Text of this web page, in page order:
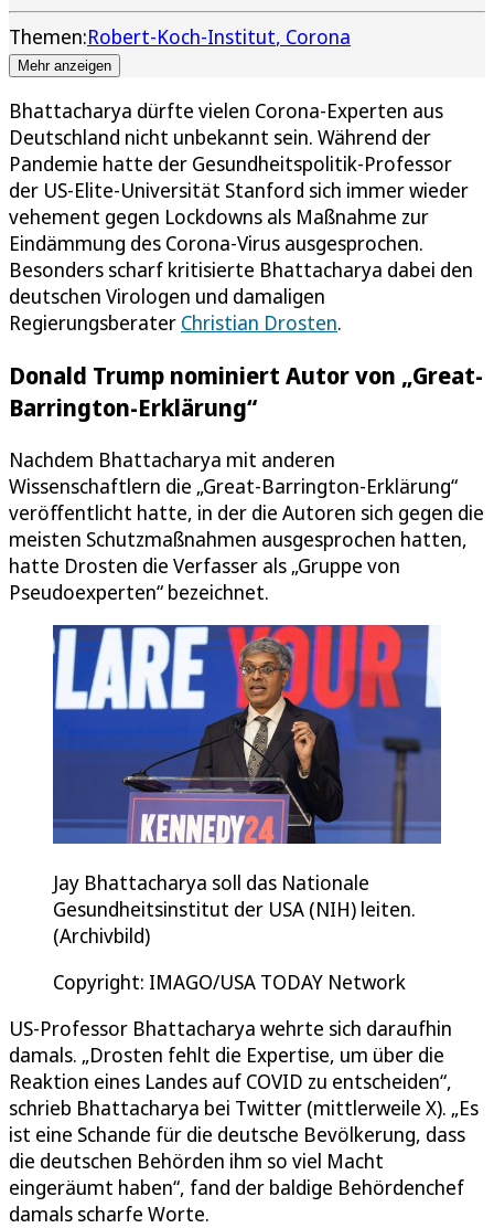
Themen:Robert-Koch-Institut Corona
Mehr anzeigen
Bhattacharya dürfte vielen Corona-Experten aus
Deutschland nicht unbekannt sein. Während der
Pandemie hatte der Gesundheitspolitik-Professor
der US-Elite-Universität Stanford sich immer wieder
vehement gegen Lockdowns als Maßnahme zur
Eindämmung des Corona-Virus ausgesprochen.
Besonders scharf kritisierte Bhattacharya dabei den
deutschen Virologen und damaligen
Regierungsberater Christian Drosten.
Donald Trump nominiert Autor von „Great-
Barrington-Erklärung“
Nachdem Bhattacharya mit anderen
Wissenschaftlern die „Great-Barrington-Erklärung“
veröffentlicht hatte, in der die Autoren sich gegen die
meisten Schutzmaßnahmen ausgesprochen hatten,
hatte Drosten die Verfasser als „Gruppe von
Pseudoexperten“ bezeichnet.
Jay Bhattacharya soll das Nationale
Gesundheitsinstitut der USA (NIH) leiten.
(Archivbild)
Copyright: IMAGO/USA TODAY Network
US-Professor Bhattacharya wehrte sich daraufhin
damals. „Drosten fehlt die Expertise, um über die
Reaktion eines Landes auf COVID zu entscheiden“,
schrieb Bhattacharya bei Twitter (mittlerweile X). „Es
ist eine Schande für die deutsche Bevölkerung, dass
die deutschen Behörden ihm so viel Macht
eingeräumt haben“, fand der baldige Behördenchef
damals scharfe Worte.